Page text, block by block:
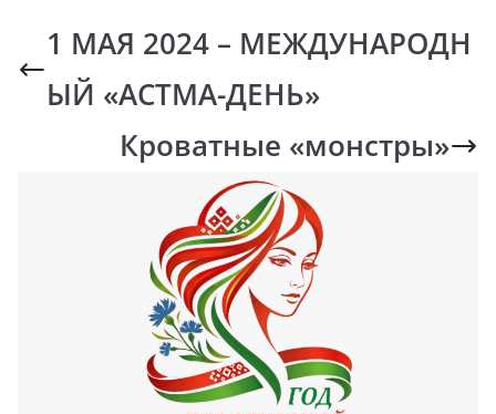
1 МАЯ 2024 – МЕЖДУНАРОДН
ЫЙ «АСТМА-ДЕНЬ»
Кроватные «монстры»